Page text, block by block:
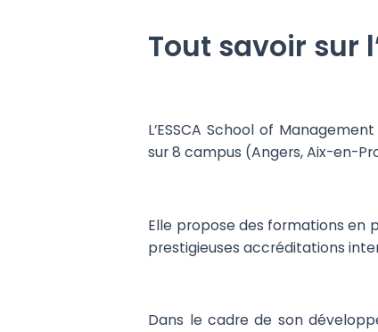
Tout savoir sur
L’ESSCA School of
sur 8 campus (Angers, Aix-en-
Elle propose des formations en
prestigieuses accréditations
Dans le cadre de son